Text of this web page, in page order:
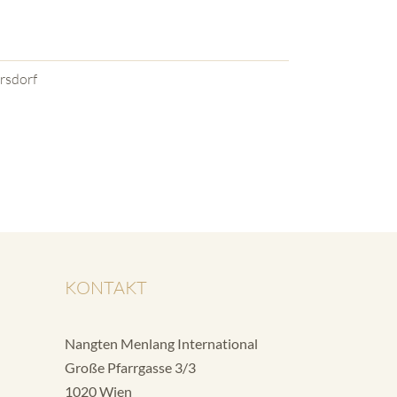
KONTAKT
Nangten Menlang International
Große Pfarrgasse 3/3
1020 Wien